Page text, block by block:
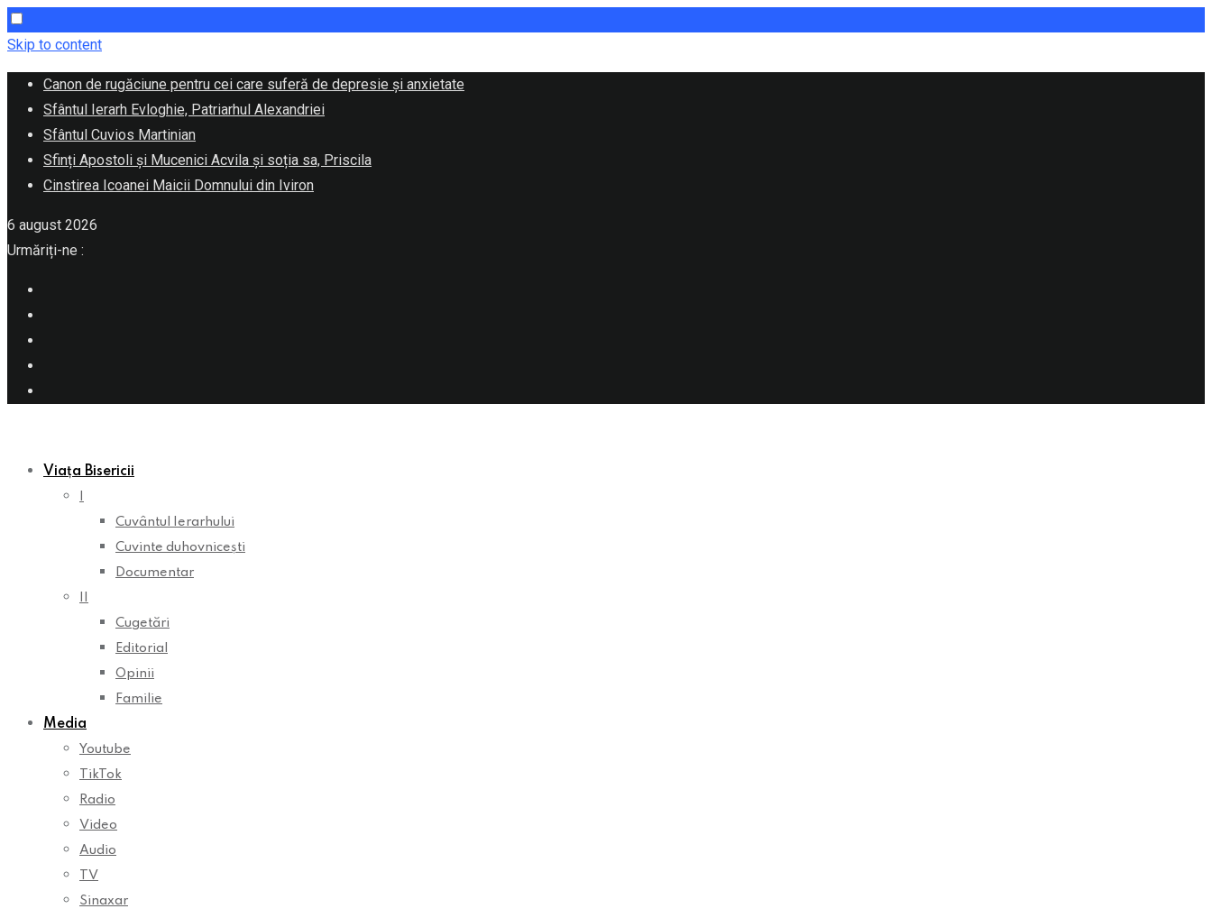
Skip to content
Canon de rugăciune pentru cei care suferă de depresie și anxietate
Sfântul Ierarh Evloghie, Patriarhul Alexandriei
Sfântul Cuvios Martinian
Sfinți Apostoli și Mucenici Acvila și soția sa, Priscila
Cinstirea Icoanei Maicii Domnului din Iviron
6 august 2026
Urmăriți-ne :
Viața Bisericii
Cuvântul Ierarhului
Cuvinte duhovnicești
Documentar
Cugetări
Editorial
Opinii
Familie
Media
Youtube
TikTok
Radio
Video
Audio
TV
Sinaxar